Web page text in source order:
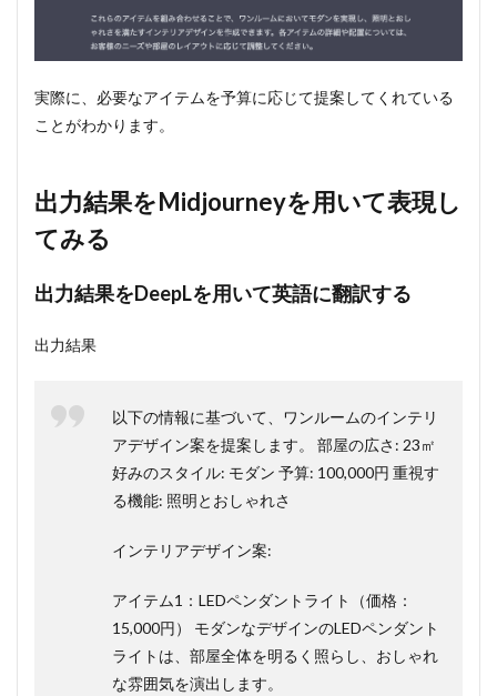
実際に、必要なアイテムを予算に応じて提案してくれている
ことがわかります。
出力結果をMidjourneyを用いて表現し
てみる
出力結果をDeepLを用いて英語に翻訳する
出力結果
以下の情報に基づいて、ワンルームのインテリ
アデザイン案を提案します。 部屋の広さ: 23㎡
好みのスタイル: モダン 予算: 100,000円 重視す
る機能: 照明とおしゃれさ
インテリアデザイン案:
アイテム1：LEDペンダントライト（価格：
15,000円） モダンなデザインのLEDペンダント
ライトは、部屋全体を明るく照らし、おしゃれ
な雰囲気を演出します。